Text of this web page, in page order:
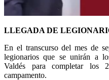
LLEGADA DE
En el transcurso del mes de
legionarios que se unirán a
Valdés para completar los
campamento.